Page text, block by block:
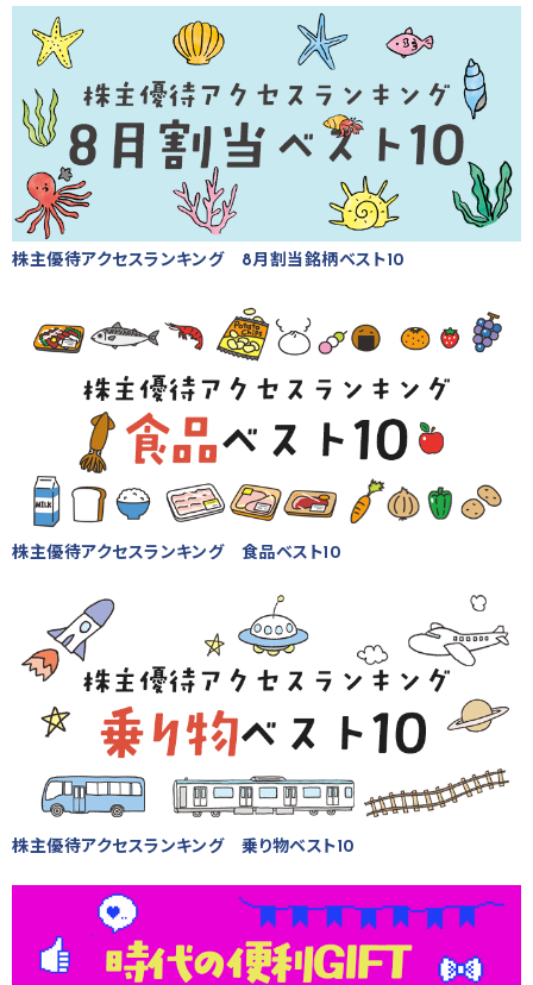
株主優待アクセスランキング 8月割当銘柄ベスト10
株主優待アクセスランキング 食品ベスト10
株主優待アクセスランキング 乗り物ベスト10